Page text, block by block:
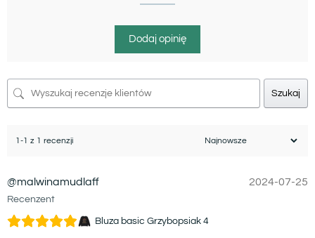
Dodaj opinię
Szukaj
1-1 z 1 recenzji
@malwinamudlaff
Recenzent
2024-07-25
Bluza basic Grzybopsiak 4